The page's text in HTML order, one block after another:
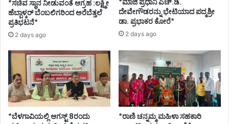
*ಸಚಿವ ಸ್ಥಾನ ನೀಡುವಂತೆ ಆಗ್ರಹ :ಲಕ್ಷ್ಮೀ
ಹೆಬ್ಬಾಳ್ಕರ್ ಬೆಂಬಲಿಗರಿಂದ ಅರೆಬೆತ್ತಲೆ
ಪ್ರತಿಭಟನೆ*
2 days ago
*ಮಾಜಿ ಪ್ರಧಾನಿ ಎಚ್.ಡಿ.
ದೇವೇಗೌಡರನ್ನು ಭೇಟಿಯಾದ ಪದ್ಮಶ್ರೀ
ಡಾ. ಪ್ರಭಾಕರ ಕೋರೆ*
2 days ago
*ಬೆಳಗಾವಿಯಲ್ಲಿ ಆಗಸ್ಟ್ 8ರಂದು
*ರಾಣಿ ಚನ್ನಮ್ಮ ಮಹಿಳಾ ಸಹಕಾರಿ